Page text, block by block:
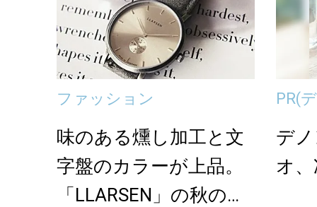
ファッション
味のある燻し加工と文
字盤のカラーが上品。
「LLARSEN」の秋の新
PR(
デ
オ